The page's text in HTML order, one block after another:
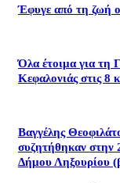
Έφυγε από τη ζωή
Όλα έτοιμα για τη
Κεφαλονιάς στις 8
Βαγγέλης
συζητήθηκαν στην
Δήμου Ληξουρίου